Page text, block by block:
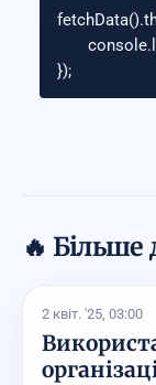
fetchData().
console.
});
🔥 Більше
2 квіт. '25, 03:00